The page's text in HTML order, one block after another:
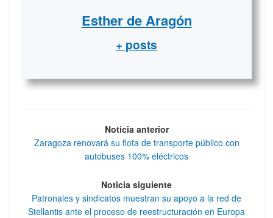
Esther de Aragón
+ posts
Noticia anterior
Zaragoza renovará su flota de transporte público con
autobuses 100% eléctricos
Noticia siguiente
Patronales y sindicatos muestran su apoyo a la red de
Stellantis ante el proceso de reestructuración en Europa